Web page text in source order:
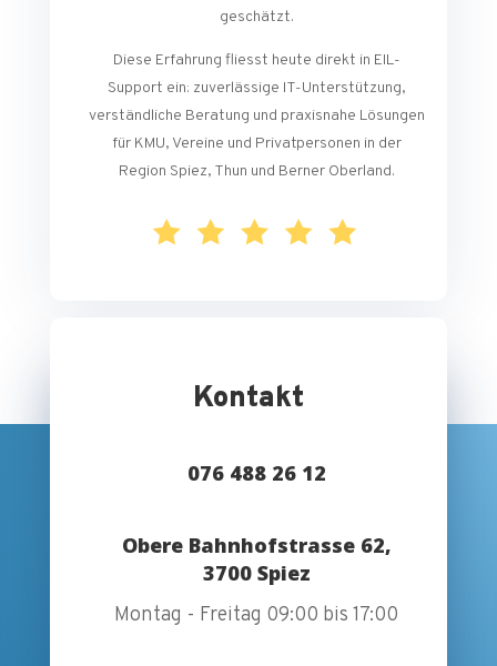
geschätzt.
Diese Erfahrung fliesst heute direkt in EIL-
Support ein: zuverlässige IT-Unterstützung,
verständliche Beratung und praxisnahe Lösungen
für KMU, Vereine und Privatpersonen in der
Region Spiez, Thun und Berner Oberland.
Kontakt
076 488 26 12
Obere Bahnhofstrasse 62,
3700 Spiez
Montag - Freitag 09:00 bis 17:00